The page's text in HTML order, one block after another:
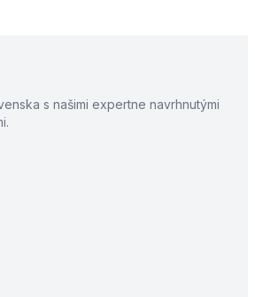
s našimi expertne navrhnutými